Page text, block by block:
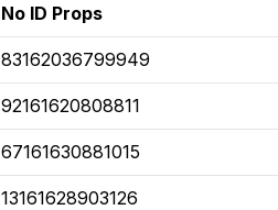
No ID Props
83162036799949
92161620808811
67161630881015
13161628903126